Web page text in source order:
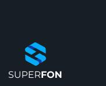
EAN:
8606028210081